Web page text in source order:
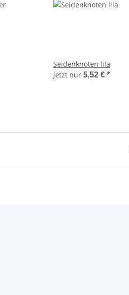
Seidenknoten lila
jetzt nur 5,52 € *